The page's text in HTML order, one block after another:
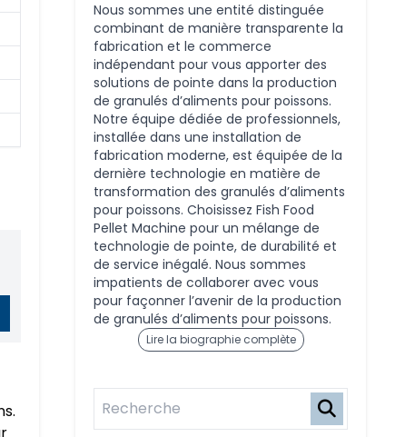
Nous sommes une entité distinguée
combinant de manière transparente la
fabrication et le commerce
indépendant pour vous apporter des
solutions de pointe dans la production
de granulés d’aliments pour poissons.
Notre équipe dédiée de professionnels,
installée dans une installation de
fabrication moderne, est équipée de la
dernière technologie en matière de
transformation des granulés d’aliments
pour poissons. Choisissez Fish Food
Pellet Machine pour un mélange de
technologie de pointe, de durabilité et
de service inégalé. Nous sommes
impatients de collaborer avec vous
pour façonner l’avenir de la production
de granulés d’aliments pour poissons.
Lire la biographie complète